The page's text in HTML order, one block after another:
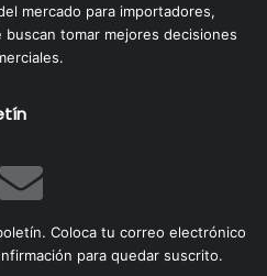
mercado para importadores,
tomar mejores decisiones
Coloca tu correo electrónico
para quedar suscrito.